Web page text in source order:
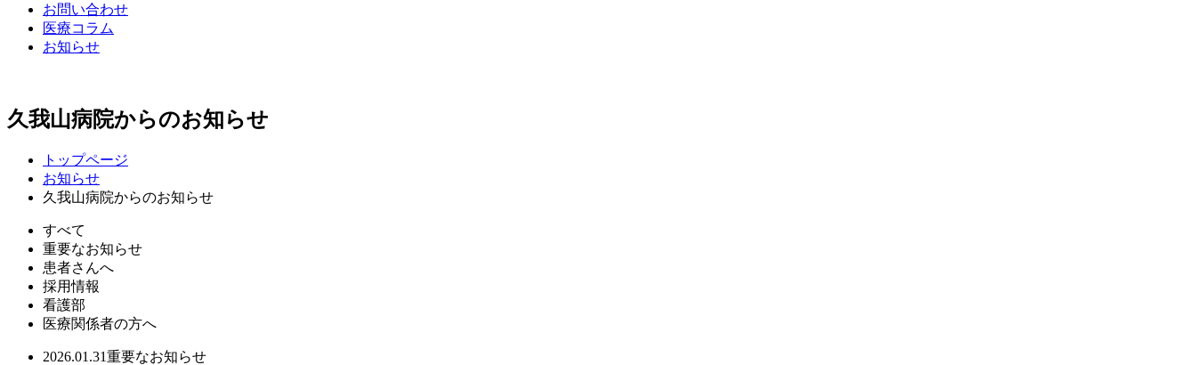
お問い合わせ
医療コラム
お知らせ
久我山病院からのお知らせ
トップページ
お知らせ
久我山病院からのお知らせ
すべて
重要なお知らせ
患者さんへ
採用情報
看護部
医療関係者の方へ
2026.01.31重要なお知らせ